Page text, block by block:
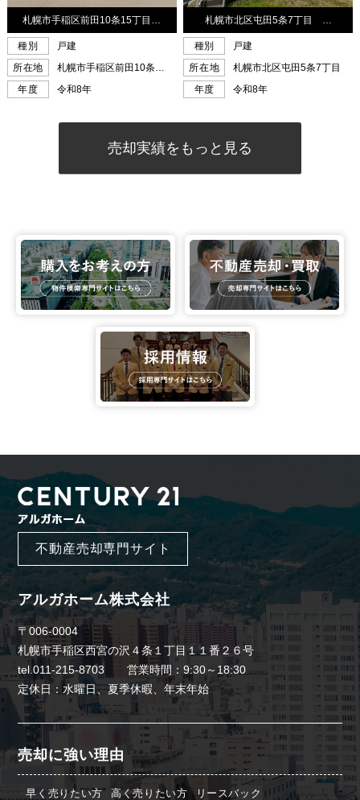
売却実績をもっと見る
不動産売却専門サイト
アルガホーム株式会社
〒006-0004
札幌市手稲区西宮の沢４条１丁目１１番２６号
tel.011-215-8703 営業時間：9:30～18:30
定休日：水曜日、夏季休暇、年末年始
売却に強い理由
早く売りたい方 高く売りたい方
リースバック